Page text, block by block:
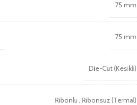
75 mm
75 mm
Die-Cut (Kesikli)
Ribonlu ,Ribonsuz (Termal)